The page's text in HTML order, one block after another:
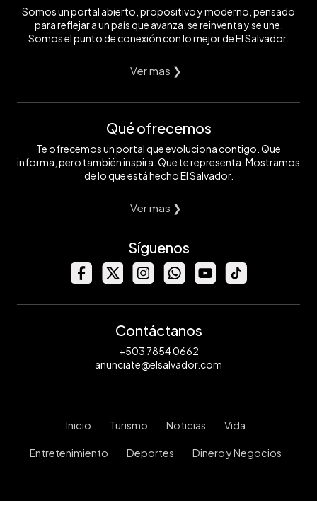
Somos un portal abierto, propositivo y moderno, pensado
para reflejar a un país que avanza, se reinventa y se une.
Somos el punto de conexión con lo mejor de El Salvador.
Ver mas ❯
Qué ofrecemos
Te ofrecemos un portal que evoluciona contigo. Que
informa, pero también inspira. Que te representa. Mostramos
de lo que está hecho El Salvador.
Ver mas ❯
Síguenos
Contáctanos
+503 7854 0662
anunciate@elsalvador.com
Inicio Turismo Noticias Vida
Entretenimiento Deportes Dinero y Negocios